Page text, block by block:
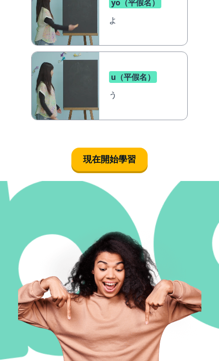
yo（平假名）
よ
u（平假名）
う
現在開始學習